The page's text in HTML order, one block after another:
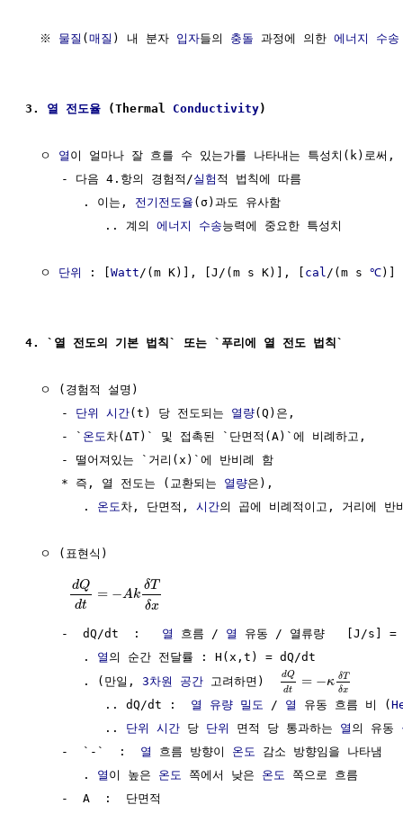
  ※
물질 (매질 ) 내 분자 입자들의 충돌 과정에 의한 에너지 수송
3. 열 전도율 (Thermal Conductivity)
  ㅇ
열 이 얼마나 잘 흐를 수 있는가를 나타내는 특성치(k)로써,
     - 다음 4.항의 경험적/
실험 적 법칙에 따름
        . 이는,
전기전도율 (σ)과도 유사함
           .. 계의
에너지 수송능력에 중요한 특성치
  ㅇ
단위 : [Watt /(m K)], [J/(m s K)], [ cal /(m s ℃)]
4. `열 전도의 기본 법칙` 또는 `푸리에 열 전도 법칙`
  ㅇ (경험적 설명)
     -
단위 시간(t) 당 전도되는 열량(Q)은,
     - `
온도 차(ΔT)` 및 접촉된 `단면적(A)`에 비례하고,
     - 떨어져있는 `거리(x)`에 반비례 함
     * 즉, 열 전도는 (교환되는
열량은),
        .
온도 차, 단면적, 시간의 곱에 비례적이고, 거리에 반
  ㅇ (표현식)
dQ
dt
= −Ak
δT
δx
     -  dQ/dt  :
열 흐름 / 열
유동 / 열류량   [J/s]
        .
열 의 순간 전달률 : H(x,t) = dQ/dt
        . (만일,
3차원 공간 고려하면) dQ
dt
= −κ δT
δx
           .. dQ/dt :
열 유량 밀도 / 열 유동 흐름 비 (
           ..
단위 시간 당 단위 면적 당 통과하는 열 의 유동
     -  `-`  :
열 흐름 방향이 온도 감소 방향임을 나타냄
        .
열 이 높은 온도 쪽에서 낮은 온도 쪽으로 흐름
-  A  :  단면적